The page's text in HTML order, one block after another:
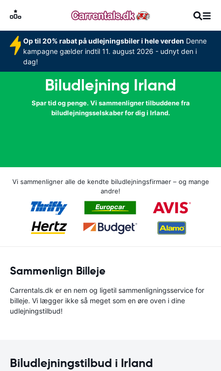
Op til 20% rabat på udlejningsbiler i hele verden Denne
kampagne gælder indtil 11. august 2026 - udnyt den i
dag!
Biludlejning Irland
Spar tid og penge. Vi sammenligner tilbuddene fra
biludlejningsselskaber for dig i Irland.
Vi sammenligner alle de kendte biludlejningsfirmaer – og mange
andre!
Sammenlign Billeje
Carrentals.dk er en nem og ligetil sammenligningsservice for
billeje. Vi lægger ikke så meget som en øre oven i dine
udlejningstilbud!
Biludlejningstilbud i Irland